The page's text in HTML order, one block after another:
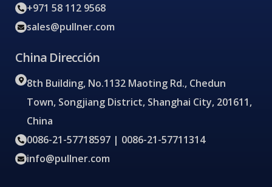
+971 58 112 9568
sales@pullner.com
China Dirección
8th Building, No.1132 Maoting Rd., Chedun
Town, Songjiang District, Shanghai City, 201611,
China
0086-21-57718597 | 0086-21-57711314
info@pullner.com